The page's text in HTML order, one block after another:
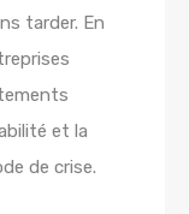
tarder. En
et la
de crise.